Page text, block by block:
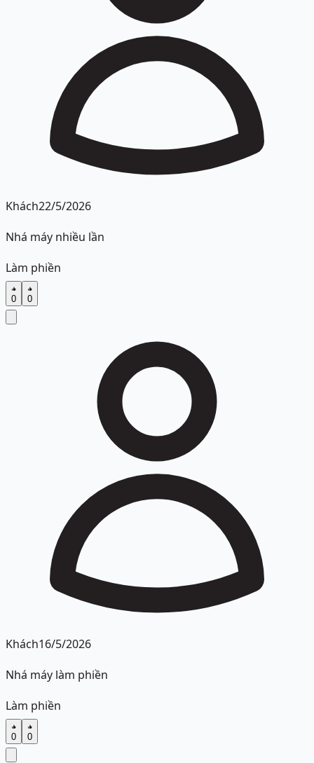
Khách22/5/2026
Nhá máy nhiều lần
Làm phiền
0 0
Khách16/5/2026
Nhá máy làm phiền
Làm phiền
0 0